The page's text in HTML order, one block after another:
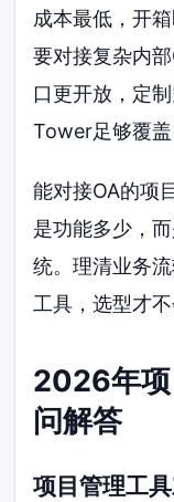
成本最低，开
要对接复杂内
口更开放，定
Tower足够覆盖
能对接OA的项
是功能多少，
统。理清业务
工具，选型才不
2026年项
问解答
项目管理工